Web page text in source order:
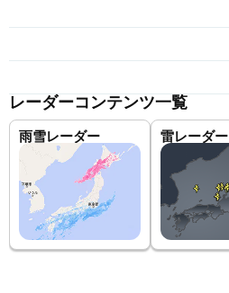
レーダーコンテンツ一覧
雨雪レーダー 雷レーダー